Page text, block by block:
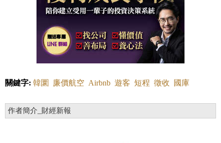
關鍵字: 韓圜 廉價航空 Airbnb 遊客 短程 徵收 國庫
作者簡介_財經新報